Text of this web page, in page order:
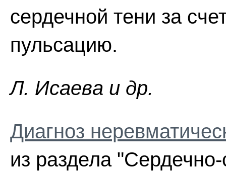
сердечной тени за
пульсацию.
Л. Иcaeвa и др.
Диагноз
из раздела